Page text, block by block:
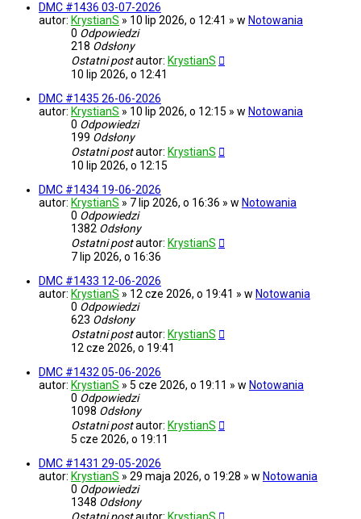
DMC #1436 03-07-2026
autor: KrystianS » 10 lip 2026, o 12:41 » w Notowania
0 Odpowiedzi
218 Odsłony
Ostatni postautor: KrystianS
10 lip 2026, o 12:41
DMC #1435 26-06-2026
autor: KrystianS » 10 lip 2026, o 12:15 » w Notowania
0 Odpowiedzi
199 Odsłony
Ostatni postautor: KrystianS
10 lip 2026, o 12:15
DMC #1434 19-06-2026
autor: KrystianS » 7 lip 2026, o 16:36 » w Notowania
0 Odpowiedzi
1382 Odsłony
Ostatni postautor: KrystianS
7 lip 2026, o 16:36
DMC #1433 12-06-2026
autor: KrystianS » 12 cze 2026, o 19:41 » w Notowania
0 Odpowiedzi
623 Odsłony
Ostatni postautor: KrystianS
12 cze 2026, o 19:41
DMC #1432 05-06-2026
autor: KrystianS » 5 cze 2026, o 19:11 » w Notowania
0 Odpowiedzi
1098 Odsłony
Ostatni postautor: KrystianS
5 cze 2026, o 19:11
DMC #1431 29-05-2026
autor: KrystianS » 29 maja 2026, o 19:28 » w Notowania
0 Odpowiedzi
1348 Odsłony